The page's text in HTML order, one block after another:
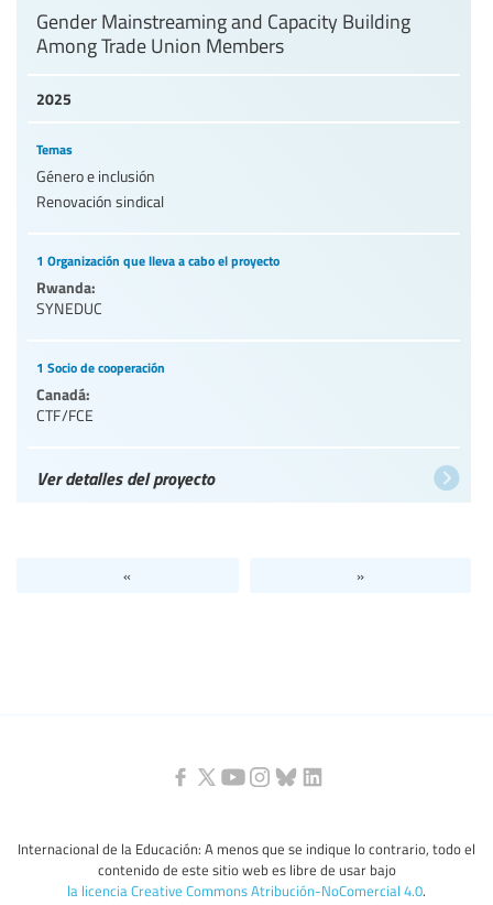
2025
Gender Mainstreaming and Capacity Building
Among Trade Union Members
Temas
Género e inclusión
Renovación sindical
1 Organización que lleva a cabo el proyecto
Rwanda:
SYNEDUC
1 Socio de cooperación
Canadá:
CTF/FCE
Ver detalles del proyecto
« »
Internacional de la Educación: A menos que se indique lo contrario, todo el
contenido de este sitio web es libre de usar bajo
la licencia Creative Commons Atribución-NoComercial 4.0.